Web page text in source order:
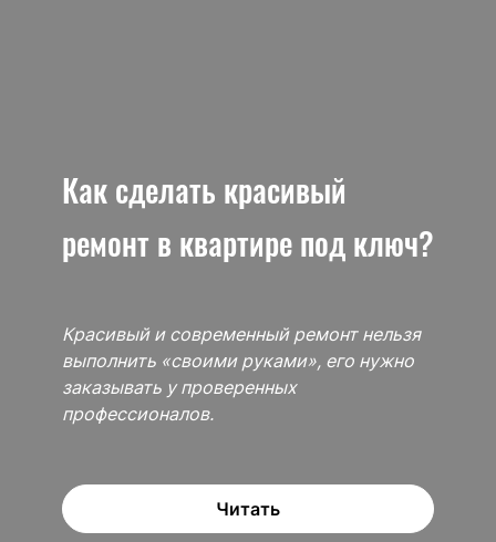
Как сделать красивый
ремонт в квартире под ключ?
Красивый и современный ремонт нельзя
выполнить «своими руками», его нужно
заказывать у проверенных
профессионалов.
Читать